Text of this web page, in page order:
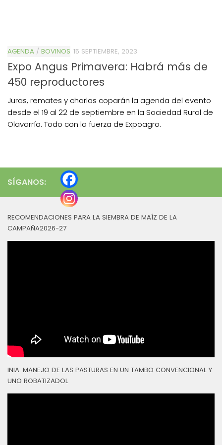
AGENDA / BOVINOS 15 SEPTIEMBRE, 2023
Expo Angus Primavera: Habrá más de
450 reproductores
Juras, remates y charlas coparán la agenda del evento
desde el 19 al 22 de septiembre en la Sociedad Rural de
Olavarría. Todo con la fuerza de Expoagro.
SÍGANOS:
RECOMENDACIONES PARA LA SIEMBRA DE MAÍZ DE LA
CAMPAÑA2026-27
INIA: MANEJO DE LAS PASTURAS EN UN TAMBO CONVENCIONAL Y
UNO ROBATIZADOL